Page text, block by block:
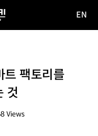
EN
트 팩토리를
것
Views